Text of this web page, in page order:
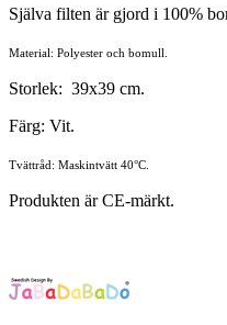
Själva filten är gjord i 100%
Material: Polyester och bomull
Storlek: 39x39 cm.
Färg: Vit.
Tvättråd: Maskintvätt 40°C.
Produkten är CE-märkt.